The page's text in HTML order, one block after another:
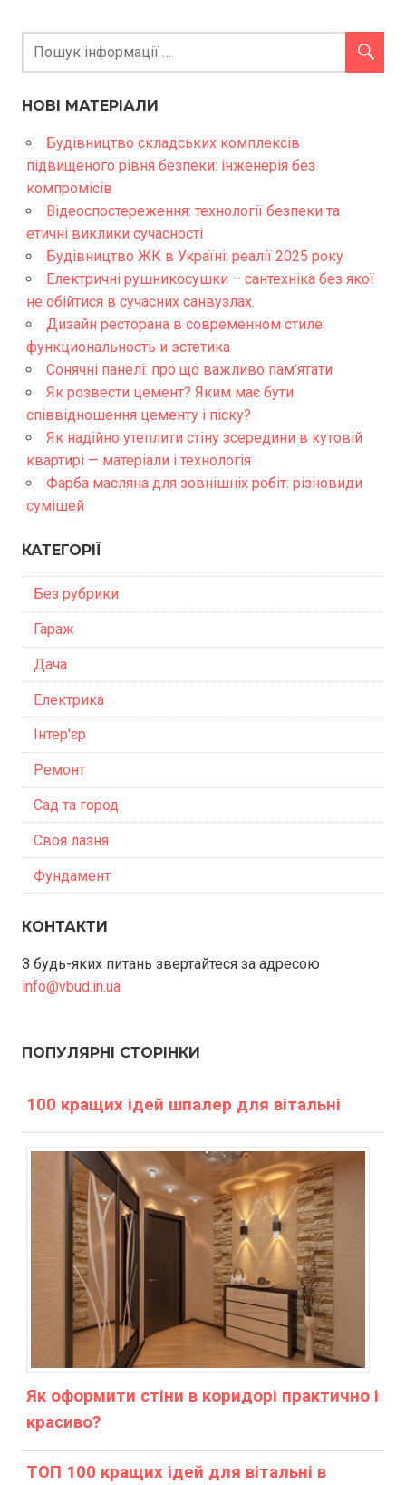
НОВІ МАТЕРІАЛИ
Будівництво складських комплексів
підвищеного рівня безпеки: інженерія без
компромісів
Відеоспостереження: технології безпеки та
етичні виклики сучасності
Будівництво ЖК в Україні: реалії 2025 року
Електричні рушникосушки – сантехніка без якої
не обійтися в сучасних санвузлах.
Дизайн ресторана в современном стиле:
функциональность и эстетика
Сонячні панелі: про що важливо пам’ятати
Як розвести цемент? Яким має бути
співвідношення цементу і піску?
Як надійно утеплити стіну зсередини в кутовій
квартирі — матеріали і технологія
Фарба масляна для зовнішніх робіт: різновиди
сумішей
КАТЕГОРІЇ
Без рубрики
Гараж
Дача
Електрика
Інтер'єр
Ремонт
Сад та город
Своя лазня
Фундамент
КОНТАКТИ
З будь-яких питань звертайтеся за адресою
info@vbud.in.ua
ПОПУЛЯРНІ СТОРІНКИ
100 кращих ідей шпалер для вітальні
Як оформити стіни в коридорі практично і
красиво?
ТОП 100 кращих ідей для вітальні в